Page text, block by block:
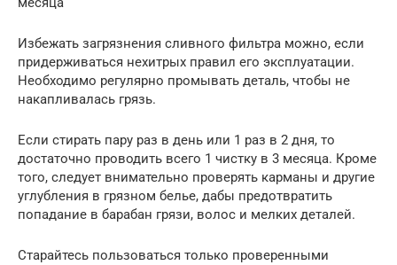
Избежать загрязнения сливного фильтра можно, если
придерживаться нехитрых правил его эксплуатации.
Необходимо регулярно промывать деталь, чтобы не
накапливалась грязь.
Если стирать пару раз в день или 1 раз в 2 дня, то
достаточно проводить всего 1 чистку в 3 месяца. Кроме
того, следует внимательно проверять карманы и другие
углубления в грязном белье, дабы предотвратить
попадание в барабан грязи, волос и мелких деталей.
Старайтесь пользоваться только проверенными